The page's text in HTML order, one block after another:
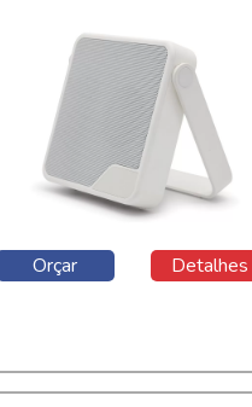
Orçar Detalhes